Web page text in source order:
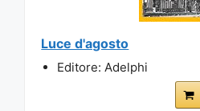
Luce d'agosto
Editore: Adelphi